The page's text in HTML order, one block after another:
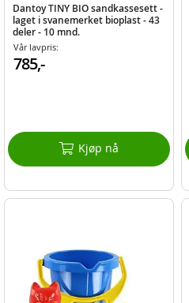
Dantoy TINY BIO sandkassesett -
laget i svanemerket bioplast - 43
deler - 10 mnd.
Vår lavpris:
785,-
Kjøp nå